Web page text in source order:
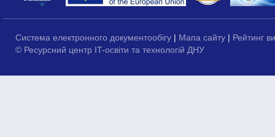
Система електронного документообігу | Мапа сайту | Рейтинг
© Ресурсний центр IT-освіти та технологій ДНУ